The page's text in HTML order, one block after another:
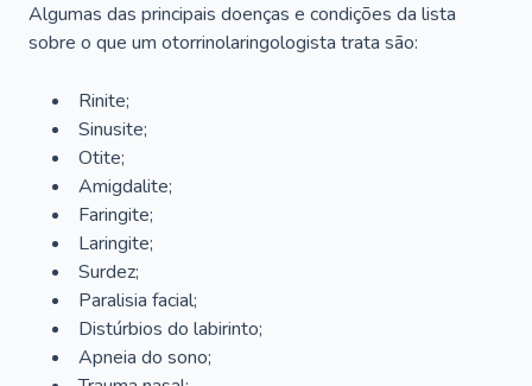
Algumas das principais doenças e condições da lista
sobre o que um otorrinolaringologista trata são:
Rinite;
Sinusite;
Otite;
Amigdalite;
Faringite;
Laringite;
Surdez;
Paralisia facial;
Distúrbios do labirinto;
Apneia do sono;